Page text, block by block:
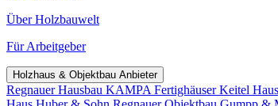
Über Holzbauwelt
Für Arbeitgeber
Holzhaus & Objektbau Anbieter
Regnauer Hausbau KAMPA FertighäuserKeitel Haus